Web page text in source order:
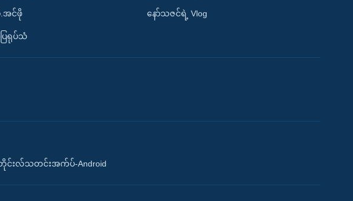
အင်ဖို
ြရုပ်သံ
နော်သဇင်ရဲ့ Vlog
းလ်သတင်းအက်ပ်-Android